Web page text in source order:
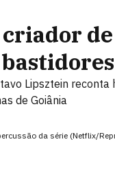
Lipsztein
de Goiânia
da série (Netflix/